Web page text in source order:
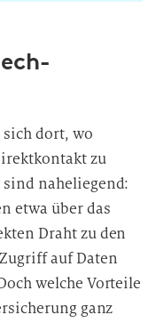
dort, wo
zu
naheliegend:
etwa über das
Draht zu den
auf Daten
welche Vorteile
ganz